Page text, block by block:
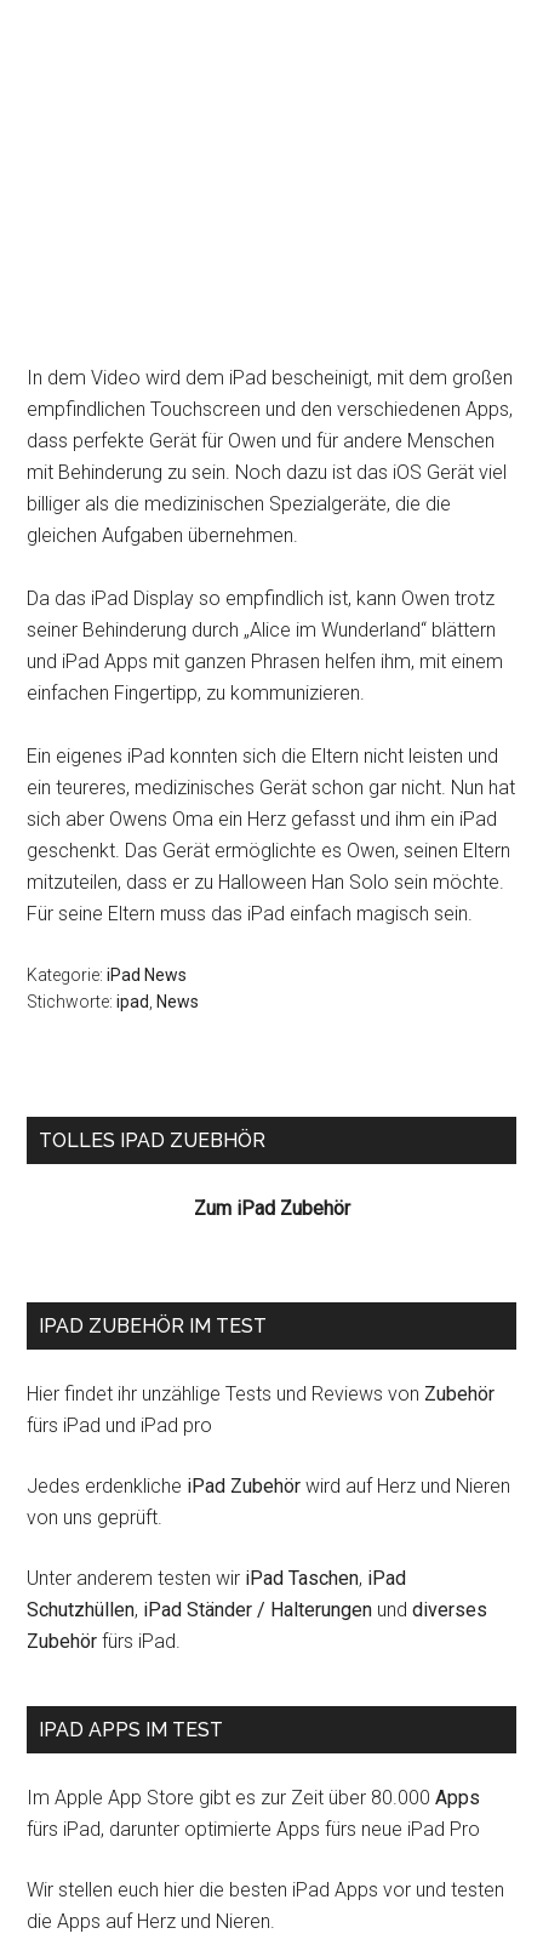
In dem Video wird dem iPad bescheinigt, mit dem großen
empfindlichen Touchscreen und den verschiedenen Apps,
dass perfekte Gerät für Owen und für andere Menschen
mit Behinderung zu sein. Noch dazu ist das iOS Gerät viel
billiger als die medizinischen Spezialgeräte, die die
gleichen Aufgaben übernehmen.
Da das iPad Display so empfindlich ist, kann Owen trotz
seiner Behinderung durch „Alice im Wunderland“ blättern
und iPad Apps mit ganzen Phrasen helfen ihm, mit einem
einfachen Fingertipp, zu kommunizieren.
Ein eigenes iPad konnten sich die Eltern nicht leisten und
ein teureres, medizinisches Gerät schon gar nicht. Nun hat
sich aber Owens Oma ein Herz gefasst und ihm ein iPad
geschenkt. Das Gerät ermöglichte es Owen, seinen Eltern
mitzuteilen, dass er zu Halloween Han Solo sein möchte.
Für seine Eltern muss das iPad einfach magisch sein.
Kategorie:iPad News
Stichworte:ipad News
Seitenspalte
TOLLES IPAD ZUEBHÖR
Zum iPad Zubehör
IPAD ZUBEHÖR IM TEST
Hier findet ihr unzählige Tests und Reviews von Zubehör
fürs iPad und iPad pro
Jedes erdenkliche iPad Zubehör wird auf Herz und Nieren
von uns geprüft.
Unter anderem testen wir iPad Taschen, iPad
Schutzhüllen, iPad Ständer / Halterungen unddiverses
Zubehör fürs iPad.
IPAD APPS IM TEST
Im Apple App Store gibt es zur Zeit über 80.000Apps
fürs iPad, darunter optimierte Apps fürs neue iPad Pro
Wir stellen euch hier die besten iPad Apps vor und testen
die Apps auf Herz und Nieren.